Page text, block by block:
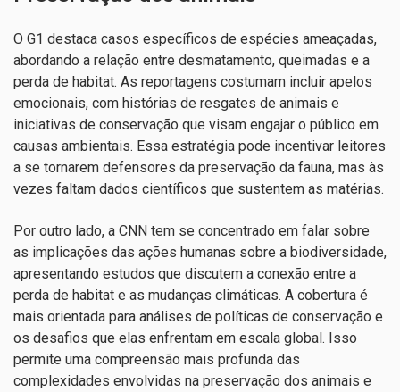
O G1 destaca casos específicos de espécies ameaçadas,
abordando a relação entre desmatamento, queimadas e a
perda de habitat. As reportagens costumam incluir apelos
emocionais, com histórias de resgates de animais e
iniciativas de conservação que visam engajar o público em
causas ambientais. Essa estratégia pode incentivar leitores
a se tornarem defensores da preservação da fauna, mas às
vezes faltam dados científicos que sustentem as matérias.
Por outro lado, a CNN tem se concentrado em falar sobre
as implicações das ações humanas sobre a biodiversidade,
apresentando estudos que discutem a conexão entre a
perda de habitat e as mudanças climáticas. A cobertura é
mais orientada para análises de políticas de conservação e
os desafios que elas enfrentam em escala global. Isso
permite uma compreensão mais profunda das
complexidades envolvidas na preservação dos animais e